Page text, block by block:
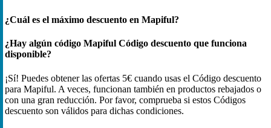
¿Cuál es el máximo descuento en Mapiful?
¿Hay algún código Mapiful Código descuento que funciona
disponible?
¡Sí! Puedes obtener las ofertas 5€ cuando usas el Código descuento
para Mapiful. A veces, funcionan también en productos rebajados o
con una gran reducción. Por favor, comprueba si estos Códigos
descuento son válidos para dichas condiciones.